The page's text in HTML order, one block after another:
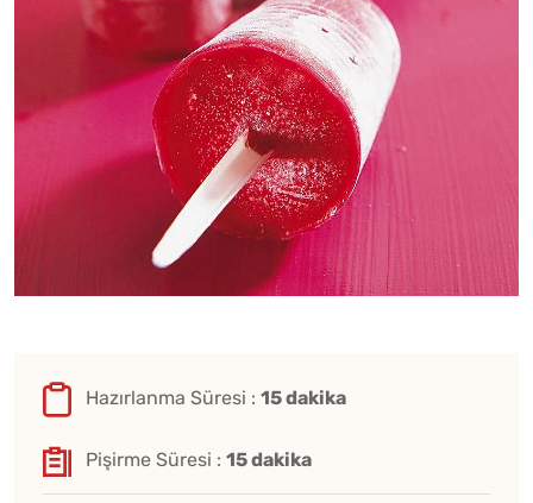
Hazırlanma Süresi : 15 dakika
Pişirme Süresi : 15 dakika